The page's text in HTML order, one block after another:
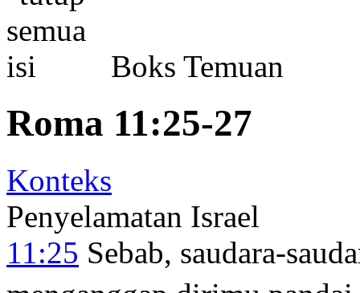
Boks Temuan
Roma 11:25-27
Konteks
Penyelamatan Israel
11:25 Sebab, saudara-